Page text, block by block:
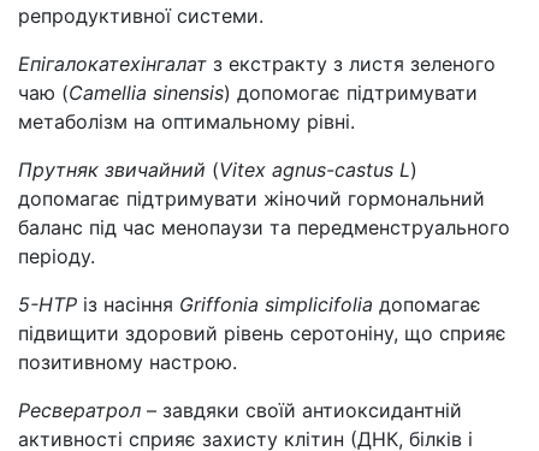
репродуктивної системи.
Епігалокатехінгалат з екстракту з листя зеленого
чаю (Camellia sinensis) допомогає підтримувати
метаболізм на оптимальному рівні.
Прутняк звичайний (Vitex agnus-castus L)
допомагає підтримувати жіночий гормональний
баланс під час менопаузи та передменструального
періоду.
5-HTP із насіння Griffonia simplicifolia допомагає
підвищити здоровий рівень серотоніну, що сприяє
позитивному настрою.
Ресвератрол – завдяки своїй антиоксидантній
активності сприяє захисту клітин (ДНК, білків і